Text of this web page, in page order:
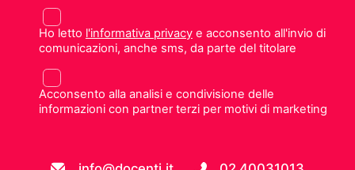
Ho letto l'informativa privacye acconsento all'invio di
comunicazioni, anche sms, da parte del titolare
Acconsento alla analisi e condivisione delle
informazioni con partner terzi per motivi di marketing